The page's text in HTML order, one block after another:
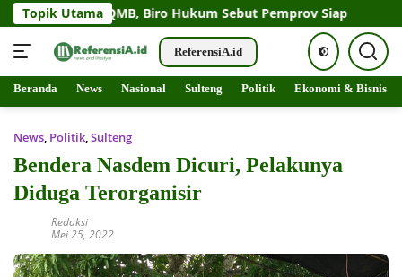
Langsung
Topik Utama
QMB, Biro Hukum Sebut Pemprov Siap Perahu
ReferensiA.id
Beranda News Nasional Sulteng Politik Ekonomi & Bisnis
News, Politik,Sulteng
Bendera Nasdem Dicuri, Pelakunya
Diduga Terorganisir
Redaksi
Mei 25, 2022